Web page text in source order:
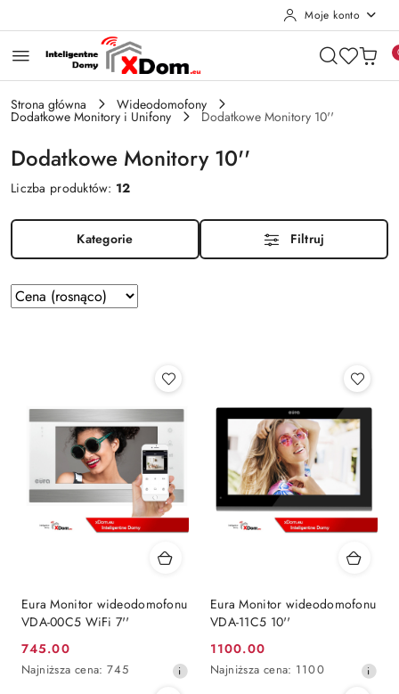
Moje konto
Strona główna Wideodomofony
Dodatkowe Monitory i Unifony Dodatkowe Monitory 10''
Dodatkowe Monitory 10''
Liczba produktów: 12
Kategorie Filtruj
Zastosowano
sortowanie:
Sortuj
według
Eura Monitor wideodomofonu
VDA-00C5 WiFi 7''
Cena
promocyjna:
745.00
Najniższa
Najniższa cena: 745
Eura Monitor wideodomofonu
VDA-11C5 10''
Cena
promocyjna:
1100.00
Najniższa
Najniższa cena: 1100